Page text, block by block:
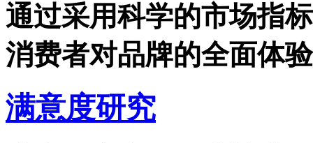
通过采用科学的市场指
消费者对品牌的全面体
满意度研究